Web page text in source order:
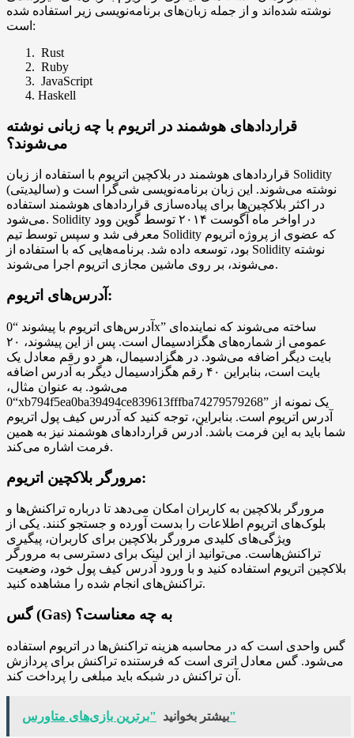
نوشته شده‌اند و از جمله زبان‌های برنامه‌نویسی زیر استفاده شده
است:
Rust
Ruby
JavaScript
Haskell
قراردادهای هوشمند در اتریوم با چه زبانی نوشته
می‌شوند؟
قراردادهای هوشمند در بلاکچین اتریوم با استفاده از زبان Solidity
(سالیدیتی) نوشته می‌شوند. این زبان برنامه‌نویسی شی‌گرا است و
در اکثر بلاکچین‌ها برای پیاده‌سازی قراردادهای هوشمند استفاده
می‌شود. Solidity در اواخر ماه آگوست ۲۰۱۴ توسط گوین وود
معرفی شد و سپس توسط تیم Solidity که عضوی از پروژه اتریوم
بود، توسعه داده شد. برنامه‌هایی که با استفاده از Solidity نوشته
می‌شوند، بر روی ماشین مجازی اتریوم اجرا می‌شوند.
آدرس‌های اتریوم:
آدرس‌های اتریوم با پیشوند “0x” ساخته می‌شوند که نماینده‌ای
عمومی از شماره‌های هگزادسیمال است. پس از این پیشوند، ۲۰
بایت دیگر اضافه می‌شود. در هگزادسیمال، هر دو رقم معادل یک
بایت است، بنابراین ۴۰ رقم هگزادسیمال دیگر به آدرس اضافه
می‌شود. به عنوان مثال،
“0xb794f5ea0ba39494ce839613fffba74279579268” یک نمونه از
آدرس اتریوم است. بنابراین، توجه کنید که آدرس کیف پول اتریوم
شما باید به این فرمت باشد. آدرس قراردادهای هوشمند نیز به همین
فرمت اشاره می‌کند.
مرورگر بلاکچین اتریوم:
مرورگر بلاکچین به کاربران امکان می‌دهد تا درباره تراکنش‌ها و
بلوک‌های اتریوم اطلاعات را بدست آورده و جستجو کنند. یکی از
ویژگی‌های کلیدی مرورگر بلاکچین برای کاربران، پیگیری
تراکنش‌هاست. می‌توانید از این لینک برای دسترسی به مرورگر
بلاکچین اتریوم استفاده کنید و با ورود آدرس کیف پول خود، وضعیت
تراکنش‌های انجام شده را مشاهده کنید.
گس (Gas) به چه معناست؟
گس واحدی است که در محاسبه هزینه تراکنش‌ها در اتریوم استفاده
می‌شود. گس معادل اتری است که فرستنده تراکنش برای پردازش
آن تراکنش در شبکه باید مبلغی را پرداخت کند.
بیشتر بخوانید"برترین بازی‌های متاورس"